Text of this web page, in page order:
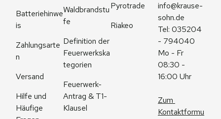
Batteriehinwe
is
Zahlungsarte
n
Versand
Hilfe und
Häufige
Waldbrandstu
fe
Definition der
Feuerwerkska
tegorien
Feuerwerk-
Antrag & T1-
Klausel
Pyrotrade
Riakeo
info@krause-
sohn.de
Tel: 035204
- 794040
Mo - Fr
08:30 -
16:00 Uhr
Zum
Kontaktformu